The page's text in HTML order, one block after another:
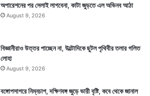
অপারেশনের পর সেলাই লাগবেনা, কাটা জুড়তে এল অভিনব আঠা
August 9, 2026
বিজ্ঞানীরাও উত্তর পাচ্ছেন না, উল্টোদিকে ছুটল পৃথিবীর তলার গলিত
লোহা
August 9, 2026
বঙ্গোপসাগরে নিম্নচাপ, দক্ষিণবঙ্গ জুড়ে ভারী বৃষ্টি, কবে থেকে জানাল